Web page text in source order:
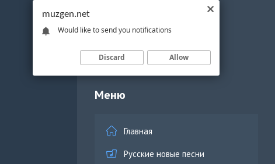
Меню
Главная
Русские новые песни
muzgen.net
Would like to send you notifications
Discard Allow